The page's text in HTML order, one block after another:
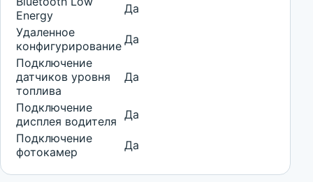
Energy
Да
Удаленное
конфигурирование Да
Подключение
датчиков уровня
топлива
Да
Подключение
дисплея водителя
Да
Подключение
фотокамер
Да